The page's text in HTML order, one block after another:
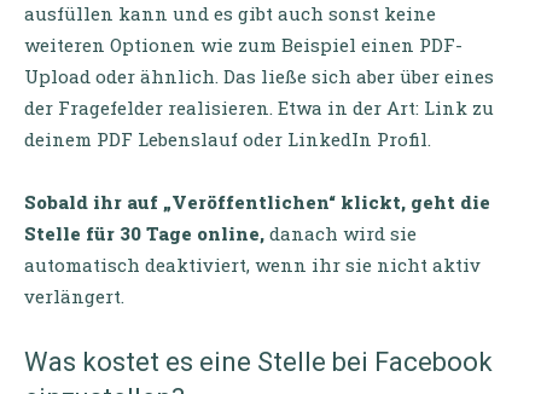
ausfüllen kann und es gibt auch sonst keine
weiteren Optionen wie zum Beispiel einen PDF-
Upload oder ähnlich. Das ließe sich aber über eines
der Fragefelder realisieren. Etwa in der Art: Link zu
deinem PDF Lebenslauf oder LinkedIn Profil.
Sobald ihr auf „Veröffentlichen“ klickt, geht die
Stelle für 30 Tage online, danach wird sie
automatisch deaktiviert, wenn ihr sie nicht aktiv
verlängert.
Was kostet es eine Stelle bei Facebook